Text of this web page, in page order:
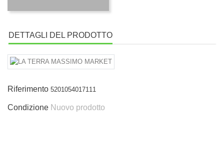
DETTAGLI DEL PRODOTTO
Riferimento 5201054017111
Condizione Nuovo prodotto